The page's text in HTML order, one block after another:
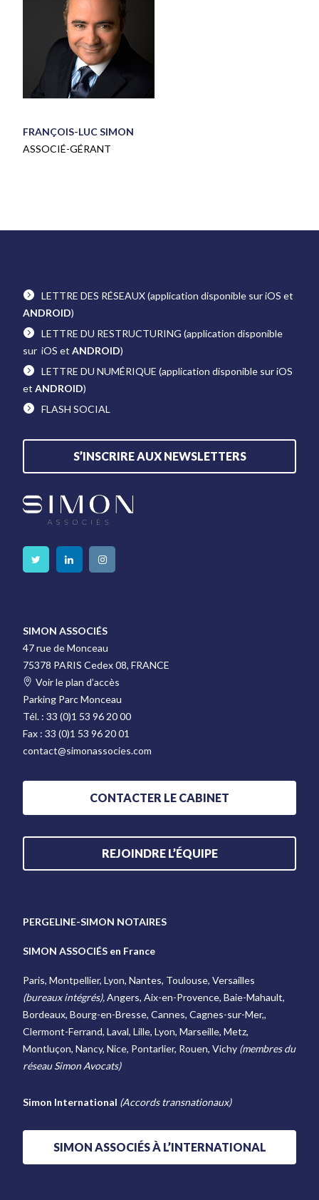
FRANÇOIS-LUCSIMON
ASSOCIÉ-GÉRANT
LETTRE DES RÉSEAUX(application disponible sur iOS et
ANDROID)
LETTRE DU RESTRUCTURING (application disponible
sur iOS etANDROID)
LETTRE DU NUMÉRIQUE (application disponible sur iOS
etANDROID)
FLASH SOCIAL
S’INSCRIRE AUX NEWSLETTERS
SIMON ASSOCIÉS
47 rue de Monceau
75378 PARIS Cedex 08, FRANCE
Voir le plan d’accès
Parking Parc Monceau
Tél. :33 (0)1 53 96 20 00
Fax :33 (0)1 53 96 20 01
contact@simonassocies.com
CONTACTER LE CABINET
REJOINDRE L’ÉQUIPE
PERGELINE-SIMON NOTAIRES
SIMON ASSOCIÉS en France
Paris, Montpellier, Lyon, Nantes, Toulouse, Versailles
(bureaux intégrés),Angers, Aix-en-Provence, Baie-Mahault,
Bordeaux, Bourg-en-Bresse, Cannes, Cagnes-sur-Mer,,
Clermont-Ferrand, Laval, Lille, Lyon, Marseille, Metz,
Montluçon, Nancy, Nice, Pontarlier, Rouen, Vichy (membres du
réseau Simon Avocats)
Simon International (Accords transnationaux)
SIMON ASSOCIÉS À L’INTERNATIONAL